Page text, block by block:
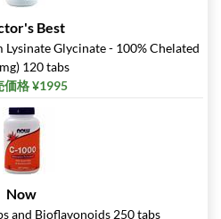
Best
Glycinate - 100% Chelated
120 tabs
価格 ¥1995
Now
and Bioflavonoids 250 tabs